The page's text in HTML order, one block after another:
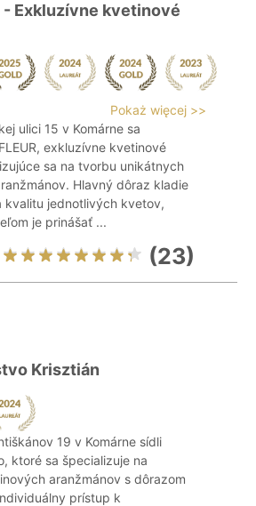
- Exkluzívne kvetinové
Pokaż więcej >>
ulici 15 v Komárne sa
exkluzívne kvetinové
sa na tvorbu unikátnych
Hlavný dôraz kladie
kvalitu jednotlivých kvetov,
je prinášať ...
(23)
Krisztián
19 v Komárne sídli
ktoré sa špecializuje na
aranžmánov s dôrazom
prístup k